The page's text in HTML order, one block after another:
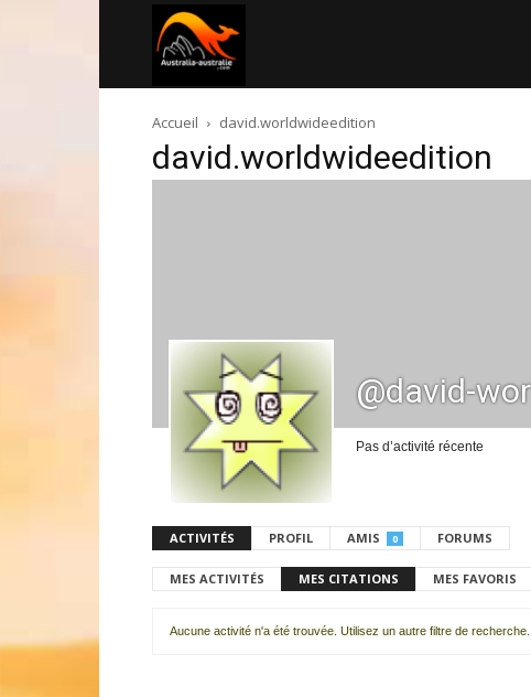
australie.com
Accueil david.worldwideedition
david.worldwideedition
@david-
Pas d’activité récente
ACTIVITÉS PROFIL AMIS 0 FORUMS
MES ACTIVITÉS MES CITATIONS MES FAVORIS
Aucune activité n'a été trouvée. Utilisez un autre filtre de recherche.